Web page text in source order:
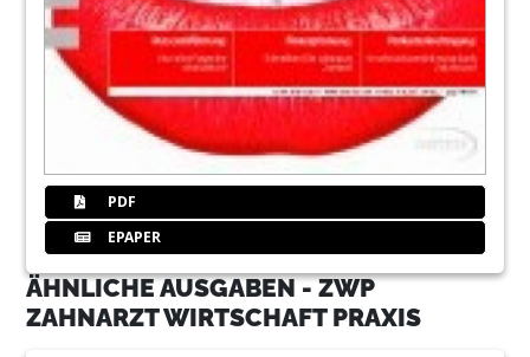
PDF
EPAPER
ÄHNLICHE AUSGABEN - ZWP
ZAHNARZT WIRTSCHAFT PRAXIS